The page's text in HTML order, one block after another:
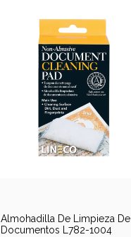
Almohadilla De Limpieza De
Documentos L782-1004